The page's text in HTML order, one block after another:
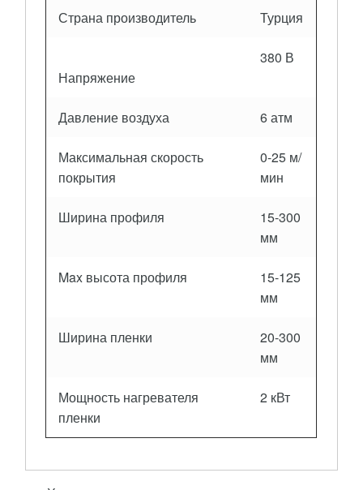
Страна производитель Турция
Напряжение
380 В
Давление воздуха 6 атм
Максимальная скорость
покрытия
0-25 м/
мин
Ширина профиля
15-300
мм
Max высота профиля
15-125
мм
Ширина пленки
20-300
мм
Мощность нагревателя
пленки
2 кВт